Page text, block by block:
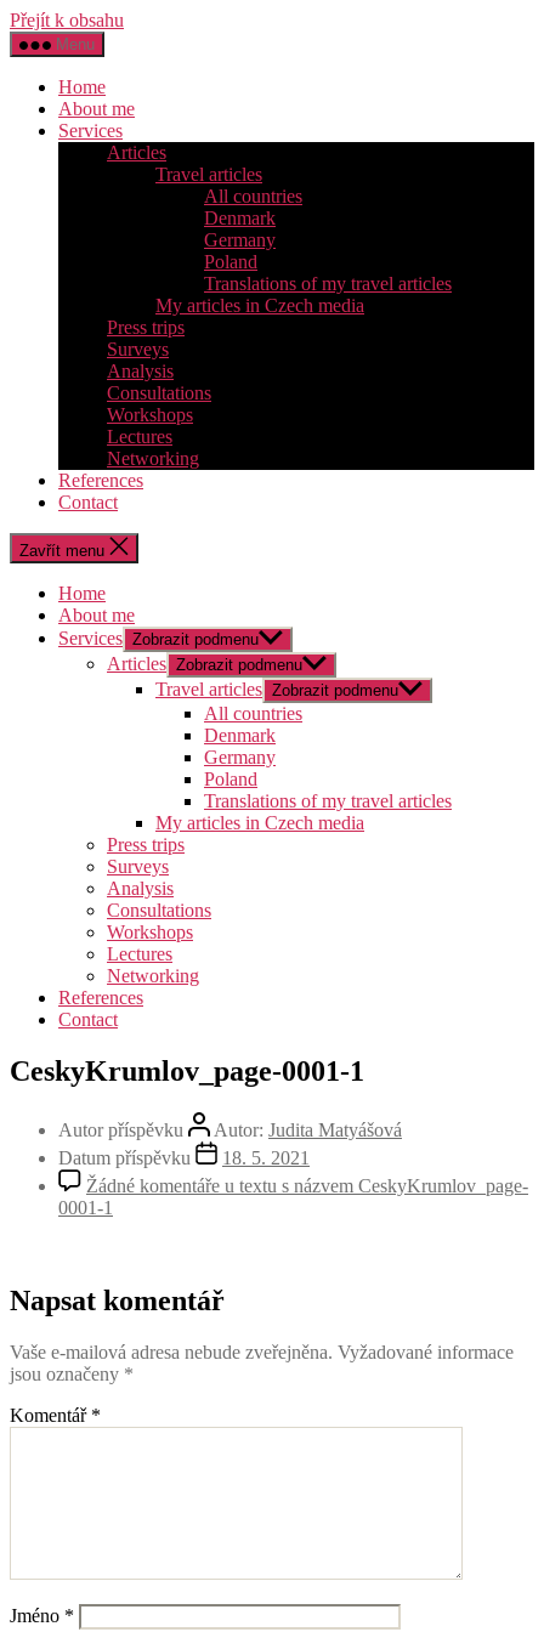
Přejít k obsahu
Menu
Home
About me
Services
Articles
Travel articles
All countries
Denmark
Germany
Poland
Translations of my travel articles
My articles in Czech media
Press trips
Surveys
Analysis
Consultations
Workshops
Lectures
Networking
References
Contact
Zavřít menu
Home
About me
Services Zobrazit podmenu
Articles Zobrazit podmenu
Travel articles Zobrazit podmenu
All countries
Denmark
Germany
Poland
Translations of my travel articles
My articles in Czech media
Press trips
Surveys
Analysis
Consultations
Workshops
Lectures
Networking
References
Contact
CeskyKrumlov_page-0001-1
Autor příspěvku Autor: Judita Matyášová
Datum příspěvku
18. 5. 2021
Žádné komentáře u textu s názvem CeskyKrumlov_page-
0001-1
Napsat komentář
Vaše e-mailová adresa nebude zveřejněna. Vyžadované informace
jsou označeny *
Komentář *
Jméno *